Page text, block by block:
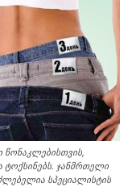
ტოქსინებს. ჯანმრთელი
სპეციალისტის